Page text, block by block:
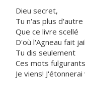
Dieu secret,
Tu n'as plus d'autre
Que ce livre scellé
D'où l'Agneau fait
Tu dis seulement
Ces mots
Je viens!